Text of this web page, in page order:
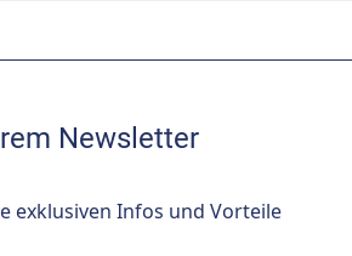
Newsletter
exklusiven Infos und Vorteile